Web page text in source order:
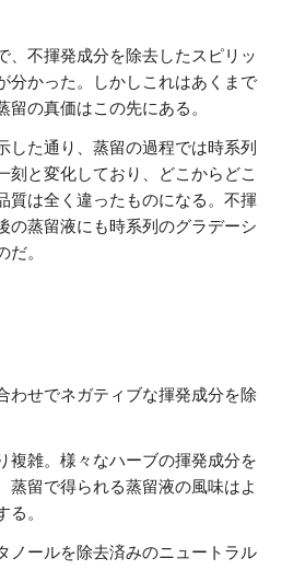
、不揮発成分を除去したスピリッ
分かった。しかしこれはあくまで
留の真価はこの先にある。
した通り、蒸留の過程では時系列
刻と変化しており、どこからどこ
質は全く違ったものになる。不揮
の蒸留液にも時系列のグラデーシ
だ。
わせでネガティブな揮発成分を除
複雑。様々なハーブの揮発成分を
蒸留で得られる蒸留液の風味はよ
る。
ノールを除去済みのニュートラル